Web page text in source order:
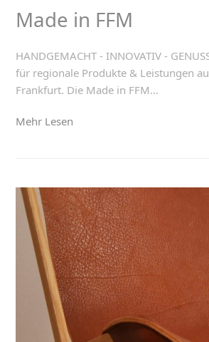
Made in FFM
HANDGEMACHT - INNOVATIV -
für regionale Produkte & Leistungen
Frankfurt. Die Made in FFM…
Mehr Lesen